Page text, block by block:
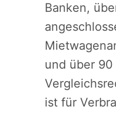
Banken,
und über
ist für